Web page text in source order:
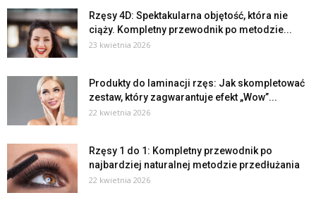
Rzęsy 4D: Spektakularna objętość, która nie
ciąży. Kompletny przewodnik po metodzie...
23 kwietnia 2026
Produkty do laminacji rzęs: Jak skompletować
zestaw, który zagwarantuje efekt „Wow”...
22 kwietnia 2026
Rzęsy 1 do 1: Kompletny przewodnik po
najbardziej naturalnej metodzie przedłużania
22 kwietnia 2026